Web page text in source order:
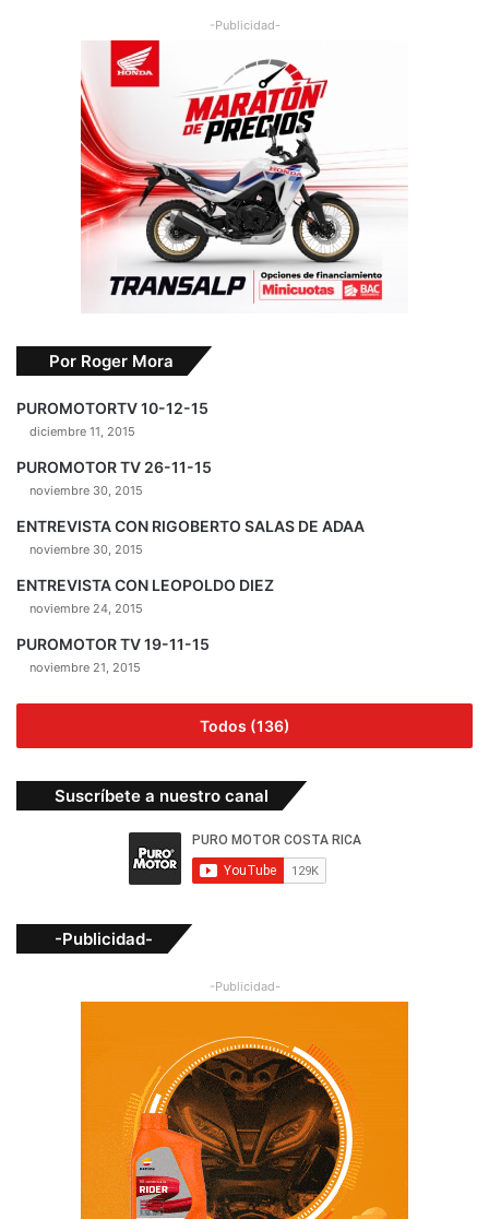
-Publicidad-
Por Roger Mora
PUROMOTORTV 10-12-15
diciembre 11, 2015
PUROMOTOR TV 26-11-15
noviembre 30, 2015
ENTREVISTA CON RIGOBERTO SALAS DE ADAA
noviembre 30, 2015
ENTREVISTA CON LEOPOLDO DIEZ
noviembre 24, 2015
PUROMOTOR TV 19-11-15
noviembre 21, 2015
Todos (136)
Suscríbete a nuestro canal
-Publicidad-
-Publicidad-